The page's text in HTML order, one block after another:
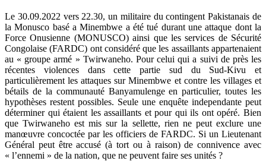
Le 30.09.2022 vers 22.30, un militaire du contingent Pakistanais de
la Monusco basé a Minembwe a été tué durant une attaque dont la
Force Onusienne (MONUSCO) ainsi que les services de Sécurité
Congolaise (FARDC) ont considéré que les assaillants appartenaient
au « groupe armé » Twirwaneho. Pour celui qui a suivi de près les
récentes violences dans cette partie sud du Sud-Kivu et
particulièrement les attaques sur Minembwe et contre les villages et
bétails de la communauté Banyamulenge en particulier, toutes les
hypothèses restent possibles. Seule une enquête independante peut
déterminer qui étaient les assaillants et pour qui ils ont opéré. Bien
que Twirwaneho est mis sur la sellette, rien ne peut exclure une
manœuvre concoctée par les officiers de FARDC. Si un Lieutenant
Général peut être accusé (à tort ou à raison) de connivence avec
« l’ennemi » de la nation, que ne peuvent faire ses unités ?